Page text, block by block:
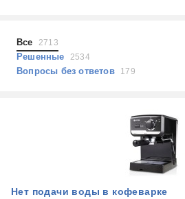
Наушники
Выберите...
не включается
самопроизвольное выключение
самостоятельный ремонт
выдает ошибку
Все 2713
Решенные 2534
Вопросы без ответов 179
Нет подачи воды в кофеварке